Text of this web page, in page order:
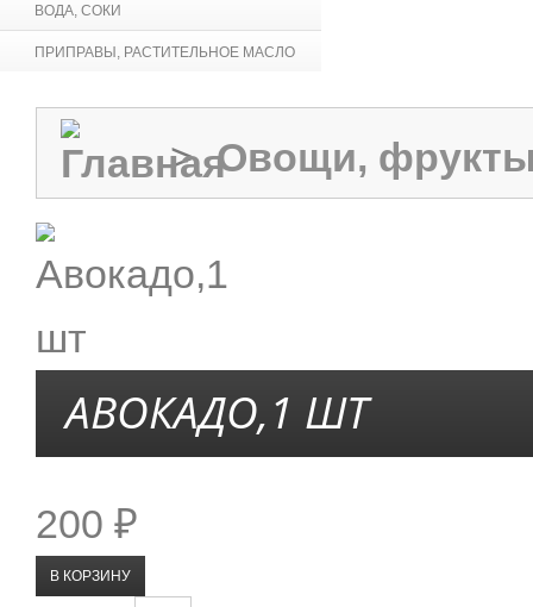
ВОДА, СОКИ
ПРИПРАВЫ, РАСТИТЕЛЬНОЕ МАСЛО
> Овощи,
АВОКАДО,1 ШТ
200 ₽